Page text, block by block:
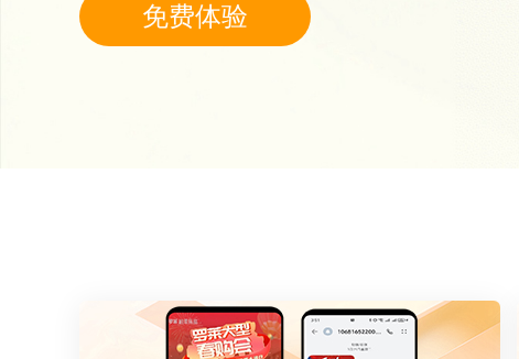
免费体验